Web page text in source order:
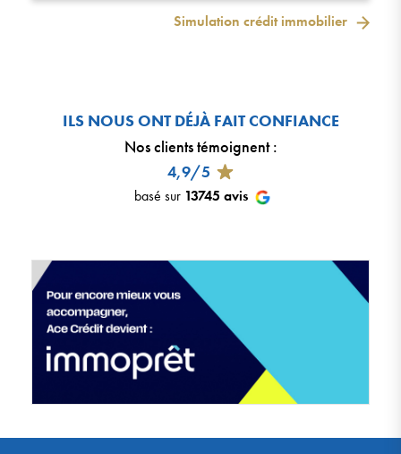
Simulation crédit immobilier
ILS NOUS ONT DÉJÀ FAIT CONFIANCE
Nos clients témoignent:
4,9/5
basé sur 13745 avis